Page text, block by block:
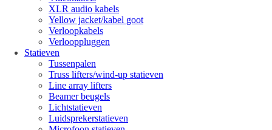
XLR audio kabels
Yellow jacket/kabel goot
Verloopkabels
Verlooppluggen
Statieven
Tussenpalen
Truss lifters/wind-up statieven
Line array lifters
Beamer beugels
Lichtstatieven
Luidsprekerstatieven